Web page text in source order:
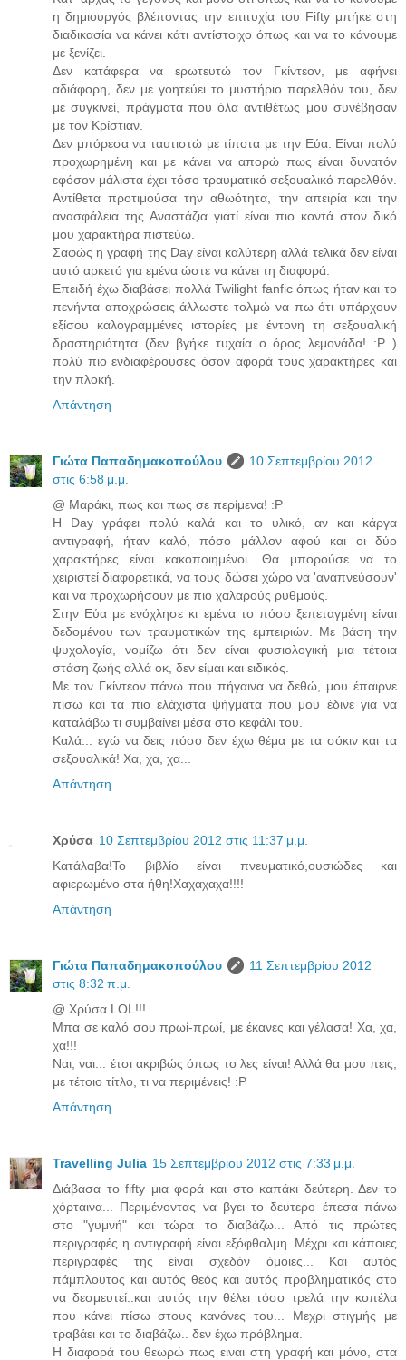
η δημιουργός βλέποντας την επιτυχία του Fifty μπήκε στη
διαδικασία να κάνει κάτι αντίστοιχο όπως και να το κάνουμε
με ξενίζει.
Δεν κατάφερα να ερωτευτώ τον Γκίντεον, με αφήνει
αδιάφορη, δεν με γοητεύει το μυστήριο παρελθόν του, δεν
με συγκινεί, πράγματα που όλα αντιθέτως μου συνέβησαν
με τον Κρίστιαν.
Δεν μπόρεσα να ταυτιστώ με τίποτα με την Εύα. Είναι πολύ
προχωρημένη και με κάνει να απορώ πως είναι δυνατόν
εφόσον μάλιστα έχει τόσο τραυματικό σεξουαλικό παρελθόν.
Αντίθετα προτιμούσα την αθωότητα, την απειρία και την
ανασφάλεια της Αναστάζια γιατί είναι πιο κοντά στον δικό
μου χαρακτήρα πιστεύω.
Σαφώς η γραφή της Day είναι καλύτερη αλλά τελικά δεν είναι
αυτό αρκετό για εμένα ώστε να κάνει τη διαφορά.
Επειδή έχω διαβάσει πολλά Twilight fanfic όπως ήταν και το
πενήντα αποχρώσεις άλλωστε τολμώ να πω ότι υπάρχουν
εξίσου καλογραμμένες ιστορίες με έντονη τη σεξουαλική
δραστηριότητα (δεν βγήκε τυχαία ο όρος λεμονάδα! :P )
πολύ πιο ενδιαφέρουσες όσον αφορά τους χαρακτήρες και
την πλοκή.
Απάντηση
Γιώτα Παπαδημακοπούλου
10 Σεπτεμβρίου 2012
στις 6:58 μ.μ.
@ Μαράκι, πως και πως σε περίμενα! :P
Η Day γράφει πολύ καλά και το υλικό, αν και κάργα
αντιγραφή, ήταν καλό, πόσο μάλλον αφού και οι δύο
χαρακτήρες είναι κακοποιημένοι. Θα μπορούσε να το
χειριστεί διαφορετικά, να τους δώσει χώρο να 'αναπνεύσουν'
και να προχωρήσουν με πιο χαλαρούς ρυθμούς.
Στην Εύα με ενόχλησε κι εμένα το πόσο ξεπεταγμένη είναι
δεδομένου των τραυματικών της εμπειριών. Με βάση την
ψυχολογία, νομίζω ότι δεν είναι φυσιολογική μια τέτοια
στάση ζωής αλλά οκ, δεν είμαι και ειδικός.
Με τον Γκίντεον πάνω που πήγαινα να δεθώ, μου έπαιρνε
πίσω και τα πιο ελάχιστα ψήγματα που μου έδινε για να
καταλάβω τι συμβαίνει μέσα στο κεφάλι του.
Καλά... εγώ να δεις πόσο δεν έχω θέμα με τα σόκιν και τα
σεξουαλικά! Χα, χα, χα...
Απάντηση
Χρύσα 10 Σεπτεμβρίου 2012 στις 11:37 μ.μ.
Κατάλαβα!Το βιβλίο είναι πνευματικό,ουσιώδες και
αφιερωμένο στα ήθη!Χαχαχαχα!!!!
Απάντηση
Γιώτα Παπαδημακοπούλου
11 Σεπτεμβρίου 2012
στις 8:32 π.μ.
@ Χρύσα LOL!!!
Μπα σε καλό σου πρωί-πρωί, με έκανες και γέλασα! Χα, χα,
χα!!!
Ναι, ναι... έτσι ακριβώς όπως το λες είναι! Αλλά θα μου πεις,
με τέτοιο τίτλο, τι να περιμένεις! :P
Απάντηση
Travelling Julia 15 Σεπτεμβρίου 2012 στις 7:33 μ.μ.
Διάβασα το fifty μια φορά και στο καπάκι δεύτερη. Δεν το
χόρταινα... Περιμένοντας να βγει το δευτερο έπεσα πάνω
στο "γυμνή" και τώρα το διαβάζω... Από τις πρώτες
περιγραφές η αντιγραφή είναι εξόφθαλμη..Μέχρι και κάποιες
περιγραφές της είναι σχεδόν όμοιες... Και αυτός
πάμπλουτος και αυτός θεός και αυτός προβληματικός στο
να δεσμευτεί..και αυτός την θέλει τόσο τρελά την κοπέλα
που κάνει πίσω στους κανόνες του... Μεχρι στιγμής με
τραβάει και το διαβάζω.. δεν έχω πρόβλημα.
Η διαφορά του θεωρώ πως ειναι στη γραφή και μόνο, στα